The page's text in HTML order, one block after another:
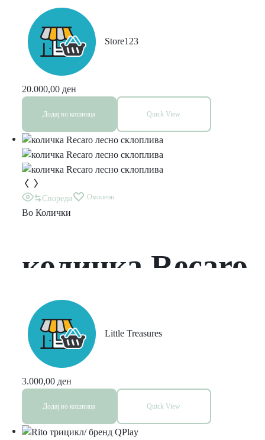
Plaza+ 3 vo 1
Essential Black –
Skoro
neiskoristena
Store123
20.000,00 ден
Додај во кошница Quick View
Спореди Омилени
Во Колички
количка Recaro
лесно
склоплива
Little Treasures
3.000,00 ден
Додај во кошница Quick View